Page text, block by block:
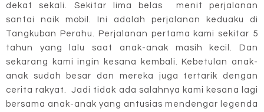
dekat sekali. Sekitar lima belas menit perjalanan
santai naik mobil. Ini adalah perjalanan keduaku di
Tangkuban Perahu. Perjalanan pertama kami sekitar 5
tahun yang lalu saat anak-anak masih kecil. Dan
sekarang kami ingin kesana kembali. Kebetulan anak-
anak sudah besar dan mereka juga tertarik dengan
cerita rakyat. Jadi tidak ada salahnya kami kesana lagi
bersama anak-anak yang antusias mendengar legenda